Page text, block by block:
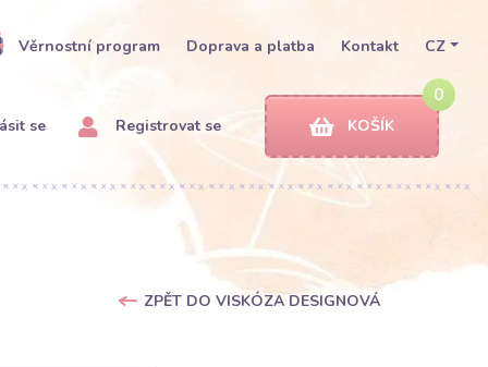
Věrnostní program Doprava a platba Kontakt CZ
se Registrovat se
0
KOŠÍK
ZPĚT DO VISKÓZA DESIGNOVÁ